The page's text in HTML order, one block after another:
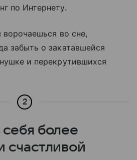
по Интернету.
ворочаешься во сне,
забыть о закатавшейся
и перекрутившихся
2
более
счастливой